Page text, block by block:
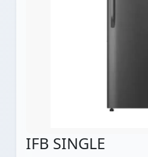
IFB SINGLE